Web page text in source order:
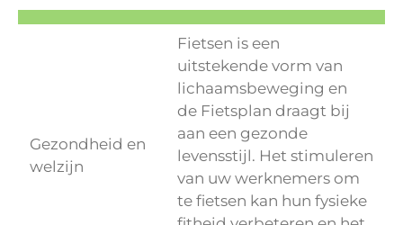
Gezondheid en
welzijn
Fietsen is een
uitstekende vorm van
lichaamsbeweging en
de Fietsplan draagt bij
aan een gezonde
levensstijl. Het stimuleren
van uw werknemers om
te fietsen kan hun fysieke